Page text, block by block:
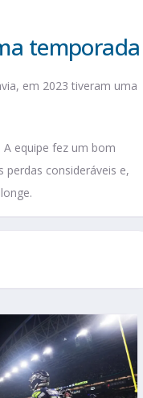
temporada
em 2023 tiveram uma
equipe fez um bom
consideráveis e,